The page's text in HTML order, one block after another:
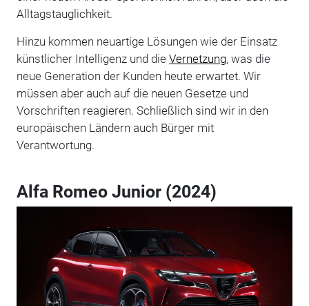
Alltagstauglichkeit.
Hinzu kommen neuartige Lösungen wie der Einsatz
künstlicher Intelligenz und die Vernetzung, was die
neue Generation der Kunden heute erwartet. Wir
müssen aber auch auf die neuen Gesetze und
Vorschriften reagieren. Schließlich sind wir in den
europäischen Ländern auch Bürger mit
Verantwortung.
Alfa Romeo Junior (2024)